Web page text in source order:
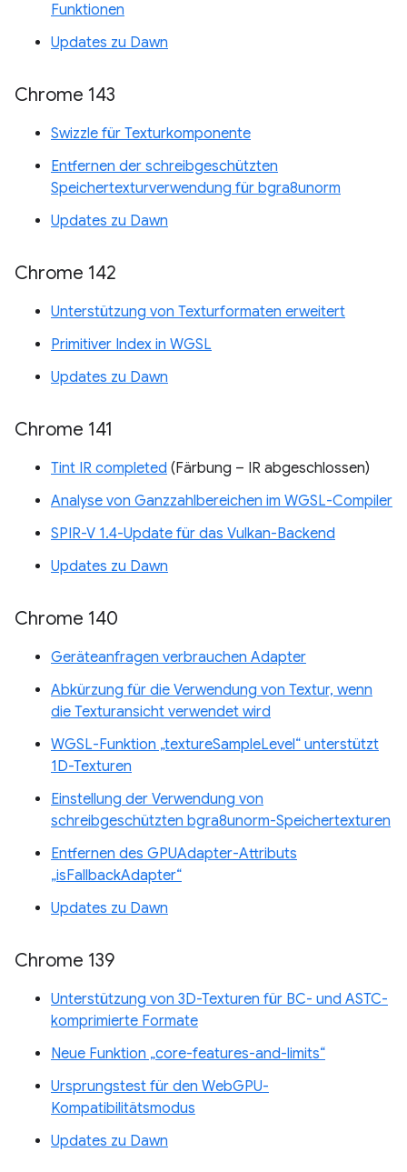
Funktionen
Updates zu Dawn
Chrome 143
Swizzle für Texturkomponente
Entfernen der schreibgeschützten
Speichertexturverwendung für bgra8unorm
Updates zu Dawn
Chrome 142
Unterstützung von Texturformaten erweitert
Primitiver Index in WGSL
Updates zu Dawn
Chrome 141
Tint IR completed (Färbung – IR abgeschlossen)
Analyse von Ganzzahlbereichen im WGSL-Compiler
SPIR-V 1.4-Update für das Vulkan-Backend
Updates zu Dawn
Chrome 140
Geräteanfragen verbrauchen Adapter
Abkürzung für die Verwendung von Textur, wenn
die Texturansicht verwendet wird
WGSL-Funktion „textureSampleLevel“ unterstützt
1D-Texturen
Einstellung der Verwendung von
schreibgeschützten bgra8unorm-Speichertexturen
Entfernen des GPUAdapter-Attributs
„isFallbackAdapter“
Updates zu Dawn
Chrome 139
Unterstützung von 3D-Texturen für BC- und ASTC-
komprimierte Formate
Neue Funktion „core-features-and-limits“
Ursprungstest für den WebGPU-
Kompatibilitätsmodus
Updates zu Dawn